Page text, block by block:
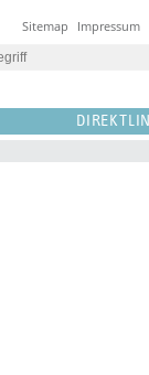
Sitemap Impressum